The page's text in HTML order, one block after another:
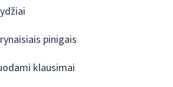
pinigais
klausimai